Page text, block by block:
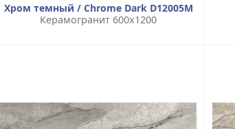
Хром темный / Chrome Dark D12005M
Керамогранит 600x1200